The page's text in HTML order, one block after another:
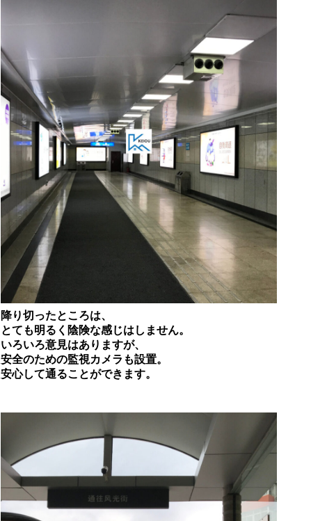
降り切ったところは、
とても明るく陰険な感じはしません。
いろいろ意見はありますが、
安全のための監視カメラも設置。
安心して通ることができます。